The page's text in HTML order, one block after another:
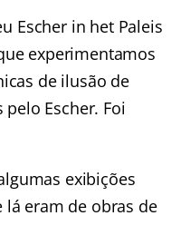
Escher in het Paleis
experimentamos
de ilusão de
Escher. Foi
exibições
eram de obras de